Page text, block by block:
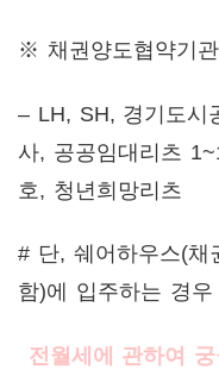
※ 채권양도협약기
– LH, SH, 경기도시
사, 공공임대리츠
호, 청년희망리츠
# 단, 쉐어하우스(채
함)에 입주하는 경
전월세에 관하여